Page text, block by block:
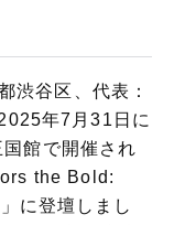
渋谷区、代表：
年7月31日に
館で開催され
the Bold:
に登壇しまし